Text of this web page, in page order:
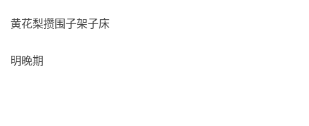
黄花梨攒围子架子床
明晚期